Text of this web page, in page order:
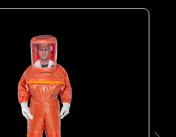
8595690404280
- DIN-Rundgewindeanschluss
- Verwendung mit Clean Air
Atemschutzgebläsen
- Zugelassen nach EN 143, EN12941